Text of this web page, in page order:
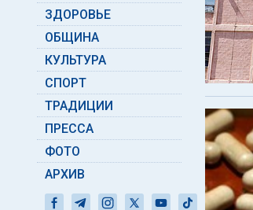
ЗДОРОВЬЕ
ОБЩИНА
КУЛЬТУРА
СПОРТ
ТРАДИЦИИ
ПРЕССА
ФОТО
АРХИВ